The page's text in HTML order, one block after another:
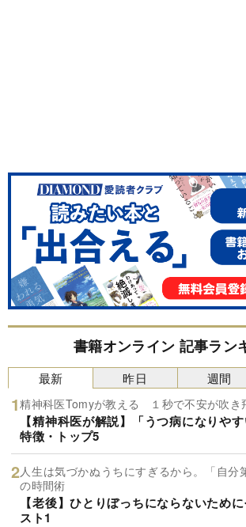
書籍オンライン 記事ラン
最新
精神科医Tomyが教える １秒で不安が吹き
【精神科医が解説】「うつ病になりや
特徴・トップ5
人生は気づかぬうちにすぎるから。「自分
の時間術
【老後】ひとりぼっちにならないため
スト1
昨日 週間